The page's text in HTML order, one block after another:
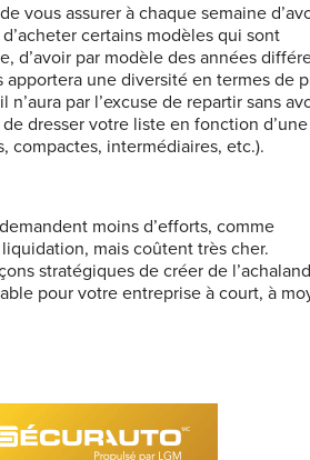
vous assurer à chaque semaine
certains modèles qui sont
d’avoir par modèle des années
une diversité en termes de
par l’excuse de repartir sans
dresser votre liste en fonction d’une
compactes, intermédiaires, etc.).
moins d’efforts, comme
mais coûtent très cher.
stratégiques de créer de
pour votre entreprise à court, à